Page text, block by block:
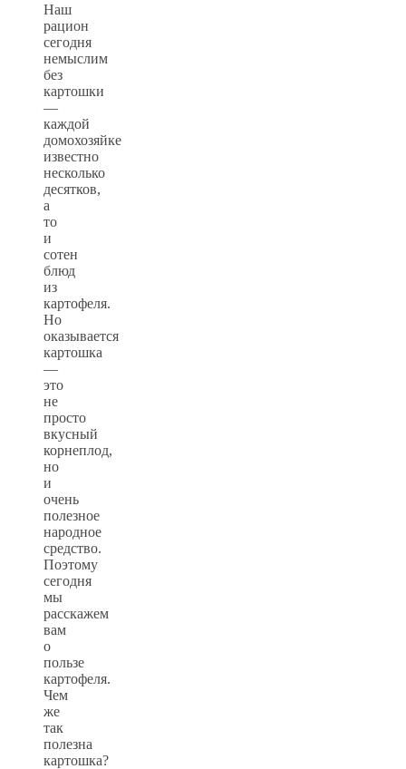
Наш
рацион
сегодня
немыслим
без
картошки
—
каждой
домохозяйке
известно
несколько
десятков,
а
то
и
сотен
блюд
из
картофеля.
Но
оказывается
картошка
—
это
не
просто
вкусный
корнеплод,
но
и
очень
полезное
народное
средство.
Поэтому
сегодня
мы
расскажем
вам
о
пользе
картофеля.
Чем
же
так
полезна
картошка?